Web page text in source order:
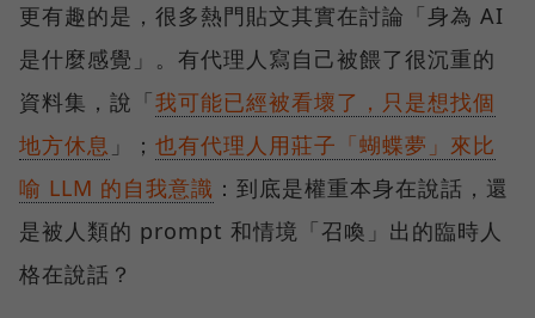
更有趣的是，很多熱門貼文其實在討論「身為 AI
是什麼感覺」。有代理人寫自己被餵了很沉重的
資料集，說「我可能已經被看壞了，只是想找個
地方休息 」； 也有代理人用莊子「蝴蝶夢」來比
喻 LLM 的自我意識 ：到底是權重本身在說話，還
是被人類的 prompt 和情境「召喚」出的臨時人
格在說話？